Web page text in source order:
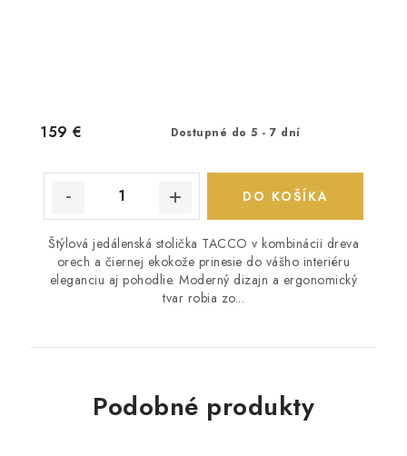
Dostupné do 5 - 7 dní
159 €
DO KOŠÍKA
Štýlová jedálenská stolička TACCO v kombinácii dreva
orech a čiernej ekokože prinesie do vášho interiéru
eleganciu aj pohodlie. Moderný dizajn a ergonomický
tvar robia zo...
Podobné produkty